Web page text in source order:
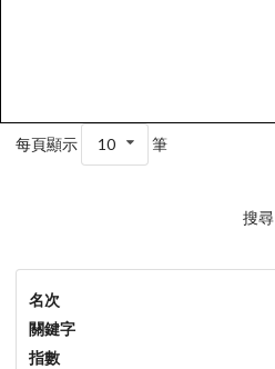
每頁顯示 10 筆
搜尋
名次
關鍵字
指數